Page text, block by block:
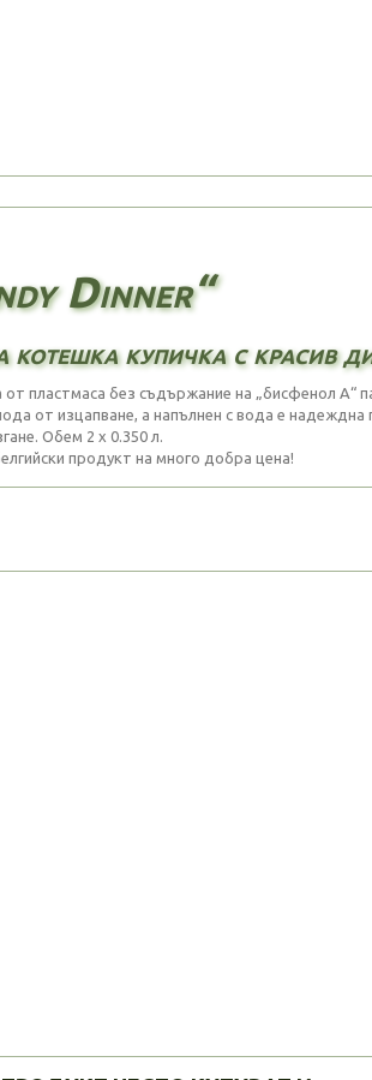
Dinner“
купичка с красив
пластмаса без съдържание на „бисфенол А“
от изцапване, а напълнен с вода е
Обем 2 х 0.350 л.
продукт на много добра цена!